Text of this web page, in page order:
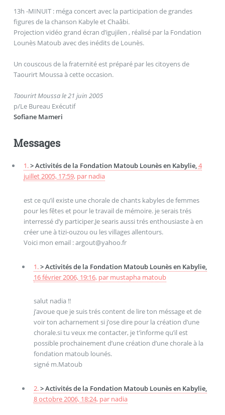
13h -MINUIT : méga concert avec la participation de grandes
figures de la chanson Kabyle et Chaâbi.
Projection vidéo grand écran d’igujilen , réalisé par la Fondation
Lounès Matoub avec des inédits de Lounès.
Un couscous de la fraternité est préparé par les citoyens de
Taourirt Moussa à cette occasion.
Taourirt Moussa le 21 juin 2005
p/Le Bureau Exécutif
Sofiane Mameri
Messages
1.> Activités de la Fondation Matoub Lounès en Kabylie,4
juillet 2005, 17:59, par nadia
est ce qu’il existe une chorale de chants kabyles de femmes
pour les fêtes et pour le travail de mémoire. je serais trés
interressé d’y participer.Je searis aussi trés enthousiaste à en
créer une à tizi-ouzou ou les villages allentours.
Voici mon email : argout@yahoo.fr
1.> Activités de la Fondation Matoub Lounès en Kabylie,
16 février 2006, 19:16, par mustapha matoub
salut nadia !!
j’avoue que je suis trés content de lire ton méssage et de
voir ton acharnement si j’ose dire pour la création d’une
chorale.si tu veux me contacter, je t’informe qu’il est
possible prochainement d’une création d’une chorale à la
fondation matoub lounés.
signé m.Matoub
2.> Activités de la Fondation Matoub Lounès en Kabylie,
8 octobre 2006, 18:24, par nadia